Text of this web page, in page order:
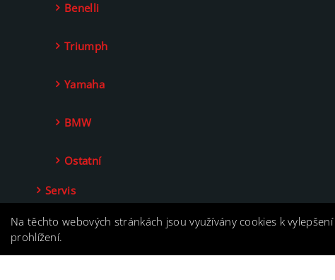
Benelli
Triumph
Yamaha
BMW
Ostatní
Servis
Kontakt
Na těchto webových stránkách jsou využívány cookies k
prohlížení.